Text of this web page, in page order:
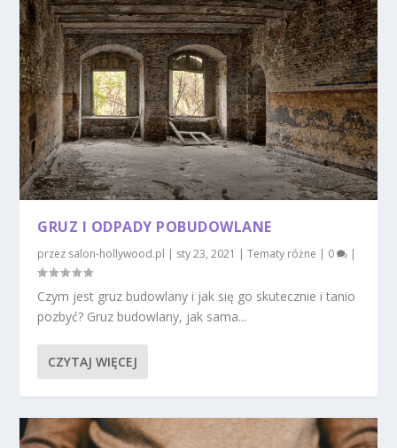
GRUZ I ODPADY POBUDOWLANE
przez salon-hollywood.pl | sty 23, 2021 |Tematy różne | 0 |
Czym jest gruz budowlany i jak się go skutecznie i tanio
pozbyć? Gruz budowlany, jak sama...
CZYTAJ WIĘCEJ